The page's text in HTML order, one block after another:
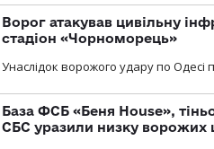
Ворог атакував цивільну
стадіон «Чорноморець»
Унаслідок ворожого удару по
База ФСБ «Беня House»,
СБС уразили низку ворожих